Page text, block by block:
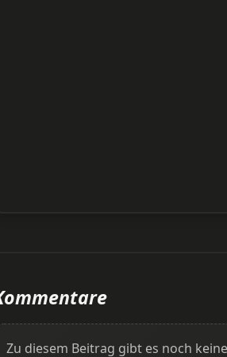
Zu diesem Beitrag gibt es noch